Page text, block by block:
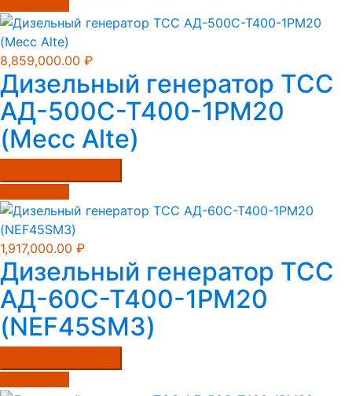
8,859,000.00 ₽
Дизельный генератор ТСС
АД-500С-Т400-1РМ20
(Mecc Alte)
1,917,000.00 ₽
Дизельный генератор ТСС
АД-60С-Т400-1РМ20
(NEF45SM3)